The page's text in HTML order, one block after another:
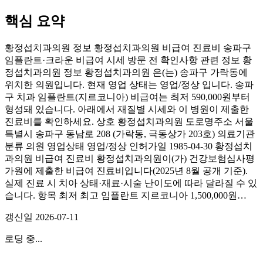
핵심 요약
황정섭치과의원 정보 황정섭치과의원 비급여 진료비 송파구
임플란트·크라운 비급여 시세 방문 전 확인사항 관련 정보 황
정섭치과의원 정보 황정섭치과의원 은(는) 송파구 가락동에
위치한 의원입니다. 현재 영업 상태는 영업/정상 입니다. 송파
구 치과 임플란트(지르코니아) 비급여는 최저 590,000원부터
형성돼 있습니다. 아래에서 재질별 시세와 이 병원이 제출한
진료비를 확인하세요. 상호 황정섭치과의원 도로명주소 서울
특별시 송파구 동남로 208 (가락동, 극동상가 203호) 의료기관
분류 의원 영업상태 영업/정상 인허가일 1985-04-30 황정섭치
과의원 비급여 진료비 황정섭치과의원이(가) 건강보험심사평
가원에 제출한 비급여 진료비입니다(2025년 8월 공개 기준).
실제 진료 시 치아 상태·재료·시술 난이도에 따라 달라질 수 있
습니다. 항목 최저 최고 임플란트 지르코니아 1,500,000원…
갱신일 2026-07-11
로딩 중...